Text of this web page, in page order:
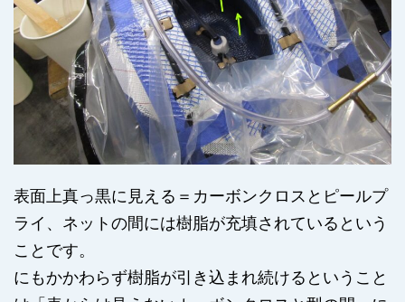
表面上真っ黒に見える＝カーボンクロスとピールプ
ライ、ネットの間には樹脂が充填されているという
ことです。
にもかかわらず樹脂が引き込まれ続けるということ